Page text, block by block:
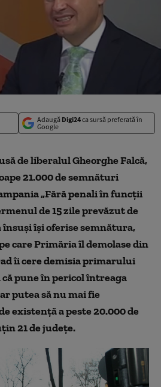
Adaugă Digi24ca sursă preferată în
Google
de liberalul Gheorghe Falcă,
21.000 de semnături
„Fără penali în funcţii
de 15 zile prevăzut de
însuşi îşi oferise semnătura,
care Primăria îl demolase din
îi cere demisia primarului
că pune în pericol întreaga
putea să nu mai fie
existenţă a peste 20.000 de
21 de judeţe.